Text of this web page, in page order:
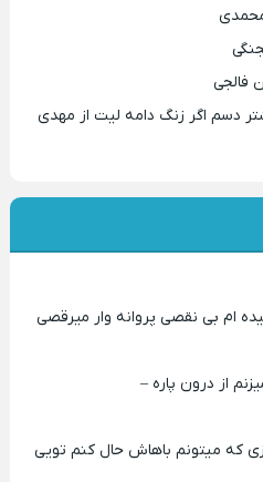
فالجی
دسم اگر زنگ دامه لیت از مهدی
ام بی نقصی پروانه وار میرقصی
از درون پاره –
که میتونم باهاش حال کنم تویی